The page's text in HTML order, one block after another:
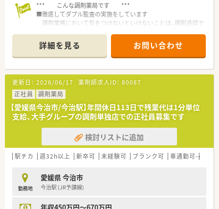
■ツルハグループとして瀬戸内海圏にてドミナント展開を強化
している地域№１のドラッグチェーンです。
今後も更に、ドラッグストアと調剤薬局の併設店を標準型店舗
として、利便性と専門性を兼ね備えた店舗展開を図って参りま
す。
■愛媛県を中心に四国・中国エリアに228店舗展開しておりま
す。現在約3割が調剤取扱店舗です。
■様々な福利厚生制度で、業界トップクラスの満足度を誇ってお
ります。誰もが安心して働ける職場づくりを目指しています。
■地域のお客様と共に取り組む地域支援・社会貢献活動も活発に
行っております。
*** こんな調剤薬局です ***
■徹底してダブル監査の実施をしています
調剤業務において気をつけないといけないことは、調剤過誤で
全店監査システムを取り入れ、必ず二回監査をすることによ
り、
細かいチェックをし調剤ミスが起こらないように徹底して取
り組んでいます。
■専門知識を身につける研修を行っています。
ドクターやメーカーによる研修やケアネットTVを利用した視
聴研修、
また、社員薬剤師全員調剤ができるように社内調剤研修も行っ
ています。
詳細を見る お問い合わせ
更新日： 2026/06/17 薬剤師求人ID： 80087
正社員
調剤薬局
【愛媛県今治市/今治駅】年間休日113日で残業代は1分単位
支給、大手グループの調剤単独店での正社員募集です
検討リストに追加
駅チカ 週32h以上 新卒可 未経験可 ブランク可 車通勤可
勤務地
愛媛県 今治市
今治駅 (JR予讃線)
年収450万円～670万円